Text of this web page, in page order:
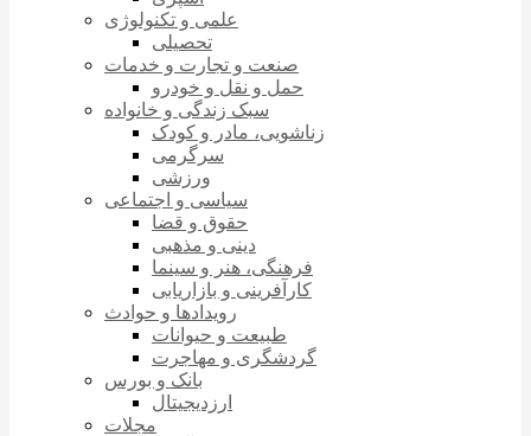
علمی و تکنولوژی
تحصیلی
صنعت و تجارت و خدمات
حمل و نقل و خودرو
سبک زندگی و خانواده
زناشویی، مادر و کودک
سرگرمی
ورزشی
سیاسی و اجتماعی
حقوق و قضا
دینی و مذهبی
فرهنگی، هنر و سینما
کارآفرینی و بازاریابی
رویدادها و حوادث
طبیعت و حیوانات
گردشگری و مهاجرت
بانک و بورس
ارزدیجیتال
مجلات